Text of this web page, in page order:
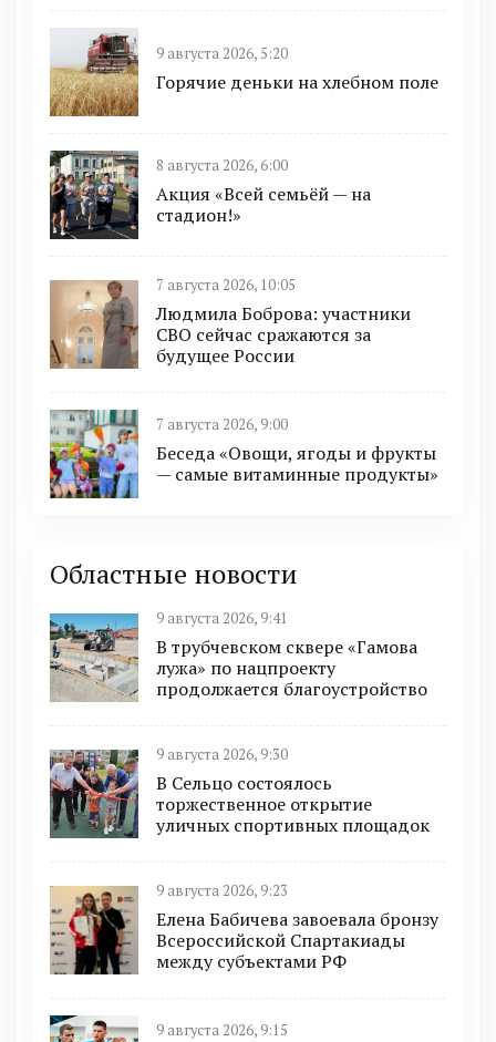
9 августа 2026, 5:20
Горячие деньки на хлебном поле
8 августа 2026, 6:00
Акция «Всей семьёй — на
стадион!»
7 августа 2026, 10:05
Людмила Боброва: участники
СВО сейчас сражаются за
будущее России
7 августа 2026, 9:00
Беседа «Овощи, ягоды и фрукты
— самые витаминные продукты»
Областные новости
9 августа 2026, 9:41
В трубчевском сквере «Гамова
лужа» по нацпроекту
продолжается благоустройство
9 августа 2026, 9:30
В Сельцо состоялось
торжественное открытие
уличных спортивных площадок
9 августа 2026, 9:23
Елена Бабичева завоевала бронзу
Всероссийской Спартакиады
между субъектами РФ
9 августа 2026, 9:15